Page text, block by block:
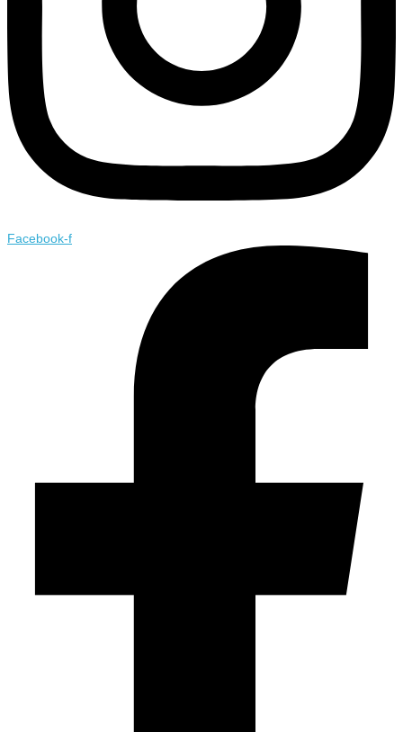
Facebook-f